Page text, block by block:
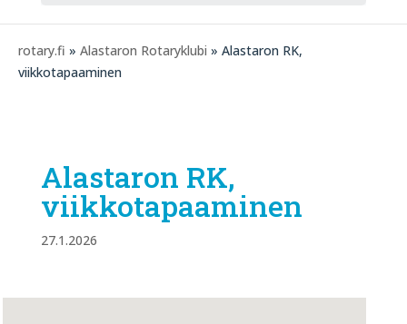
rotary.fi » Alastaron Rotaryklubi » Alastaron RK,
viikkotapaaminen
Alastaron RK,
viikkotapaaminen
27.1.2026